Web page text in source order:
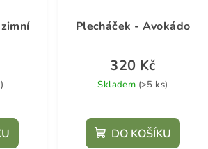
Plecháček - Avokádo
320 Kč
Skladem (>5 ks)
DO KOŠÍKU